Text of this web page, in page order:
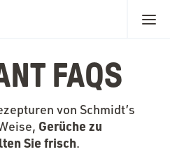
FAQS
von Schmidt’s
Gerüche zu
Sie frisch.